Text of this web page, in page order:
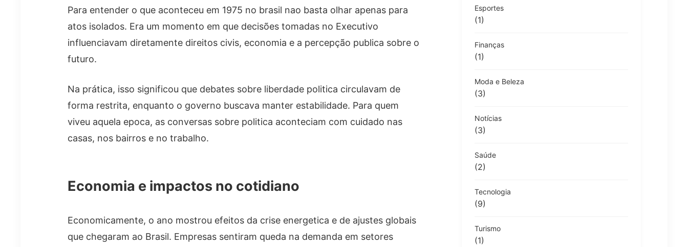
Para entender o que aconteceu em 1975 no brasil nao basta olhar apenas para
atos isolados. Era um momento em que decisões tomadas no Executivo
influenciavam diretamente direitos civis, economia e a percepção publica sobre o
futuro.
Na prática, isso significou que debates sobre liberdade politica circulavam de
forma restrita, enquanto o governo buscava manter estabilidade. Para quem
viveu aquela epoca, as conversas sobre politica aconteciam com cuidado nas
casas, nos bairros e no trabalho.
Economia e impactos no cotidiano
Economicamente, o ano mostrou efeitos da crise energetica e de ajustes globais
que chegaram ao Brasil. Empresas sentiram queda na demanda em setores
Esportes
(1)
Finanças
(1)
Moda e Beleza
(3)
Notícias
(3)
Saúde
(2)
Tecnologia
(9)
Turismo
(1)